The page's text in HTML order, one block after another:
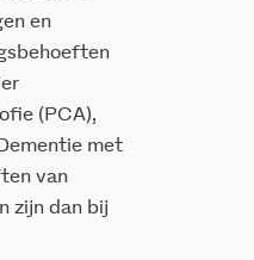
en
(PCA),
met
van
zijn dan bij